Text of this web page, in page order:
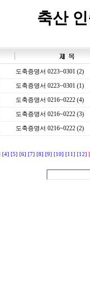
축산
도축증명서 0223~0301 (2)
도축증명서 0223~0301 (1)
도축증명서 0216~0222 (4)
도축증명서 0216~0222 (3)
도축증명서 0216~0222 (2)
[4] [5] [6] [7] [8] [9] [10] [11] [12]